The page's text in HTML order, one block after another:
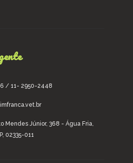
/ 11- 2950-2448
Mendes Júnior, 368 - Água Fria,
02335-011